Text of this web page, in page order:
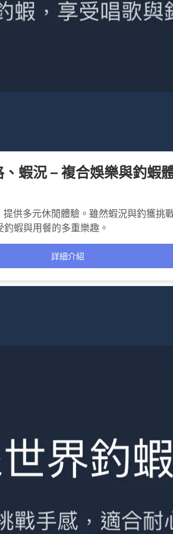
蝦況 – 複合娛樂與釣蝦
供多元休閒體驗。雖然蝦況與釣獲挑
蝦與用餐的多重樂趣。
詳細介紹